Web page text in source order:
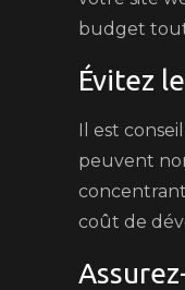
budget
Évitez
Il est
peuvent
coût de